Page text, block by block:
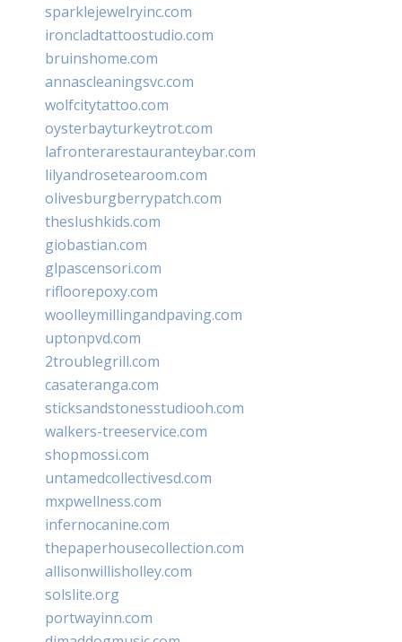
sparklejewelryinc.com
ironcladtattoostudio.com
bruinshome.com
annascleaningsvc.com
wolfcitytattoo.com
oysterbayturkeytrot.com
lafronterarestauranteybar.com
lilyandrosetearoom.com
olivesburgberrypatch.com
theslushkids.com
giobastian.com
glpascensori.com
rifloorepoxy.com
woolleymillingandpaving.com
uptonpvd.com
2troublegrill.com
casateranga.com
sticksandstonesstudiooh.com
walkers-treeservice.com
shopmossi.com
untamedcollectivesd.com
mxpwellness.com
infernocanine.com
thepaperhousecollection.com
allisonwillisholley.com
solslite.org
portwayinn.com